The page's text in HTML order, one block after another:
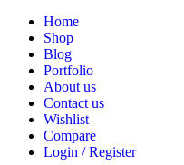
Home
Shop
Blog
Portfolio
About us
Contact us
Wishlist
Compare
Login / Register